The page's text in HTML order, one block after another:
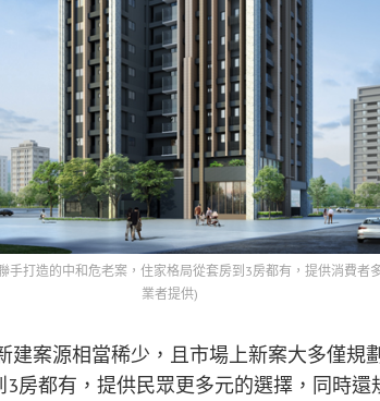
手打造的中和危老案，住家格局從套房到3房都有，提供消費
業者提供)
建案源相當稀少，且市場上新案大多僅規
房都有，提供民眾更多元的選擇，同時